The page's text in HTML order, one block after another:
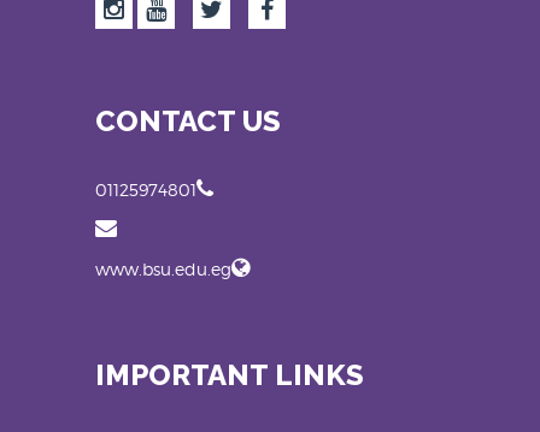
CONTACT US
01125974801
www.bsu.edu.eg
IMPORTANT LINKS